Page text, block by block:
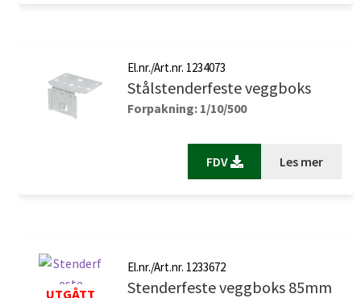
El.nr./Art.nr. 1234073
Stålstenderfeste veggboks
Forpakning: 1/10/500
FDV Les mer
El.nr./Art.nr. 1233672
Stenderfeste veggboks 85mm